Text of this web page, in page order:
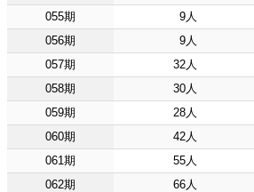
055期
9人
056期
9人
057期
32人
058期
30人
059期
28人
060期
42人
061期
55人
062期
66人